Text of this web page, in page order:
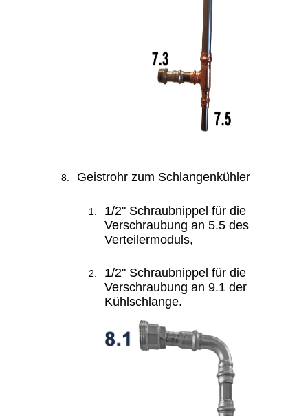
Geistrohr zum Schlangenkühler
1/2" Schraubnippel für die
Verschraubung an 5.5 des
Verteilermoduls,
1/2" Schraubnippel für die
Verschraubung an 9.1 der
Kühlschlange.